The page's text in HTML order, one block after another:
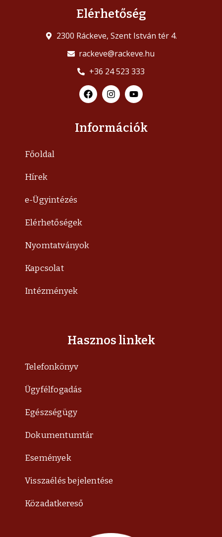
Hasznos linkek
Telefonkönyv
Ügyfélfogadás
Egészségügy
Dokumentumtár
Események
Visszaélés bejelentése
Közadatkereső
Információk
Főoldal
Hírek
e-Ügyintézés
Elérhetőségek
Nyomtatványok
Kapcsolat
Intézmények
Elérhetőség
2300 Ráckeve, Szent István tér 4.
rackeve@rackeve.hu
+36 24 523 333